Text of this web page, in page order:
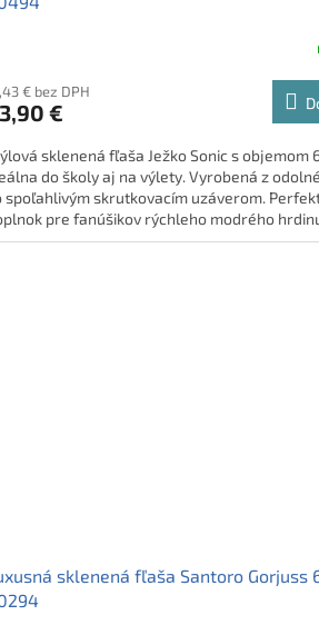
€ bez DPH
€
sklenená fľaša Ježko Sonic s objemom
do školy aj na výlety. Vyrobená z
spoľahlivým skrutkovacím uzáverom.
pre fanúšikov rýchleho modrého
sklenená fľaša Santoro Gorjuss